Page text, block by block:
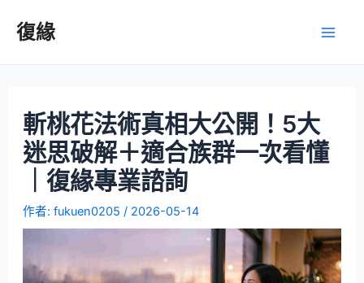
復緣
斬桃花法術真相大公開！5大
迷思破解＋適合族群一次看懂
｜復緣專業諮詢
作者:fukuen0205 / 2026-05-14